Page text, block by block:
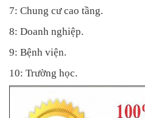
7: Chung cư cao tầng.
8: Doanh nghiệp.
9: Bệnh viện.
10: Trường học.